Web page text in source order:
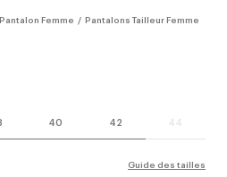
Pantalon Femme / Pantalons Tailleur Femme
40 42 44
Guide des tailles